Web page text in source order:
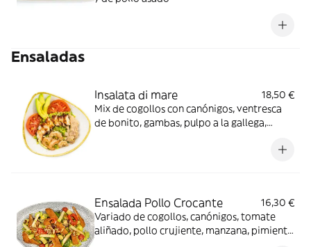
Ensaladas
Insalata di mare
18,50 €
Mix de cogollos con canónigos, ventresca
de bonito, gambas, pulpo a la gallega,
Ensalada Pollo Crocante
16,30 €
Variado de cogollos, canónigos, tomate
aliñado, pollo crujiente, manzana, pimiento